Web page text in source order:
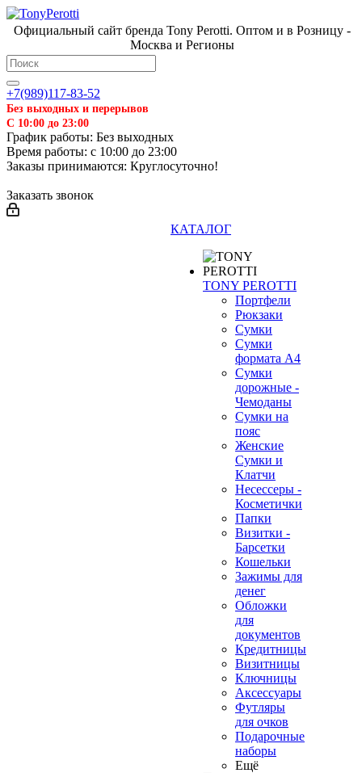
Официальный сайт бренда Tony Perotti. Оптом и в Розницу -
Москва и Регионы
+7(989)117-83-52
Без выходных и перерывов
С 10:00 до 23:00
График работы: Без выходных
Время работы: с 10:00 до 23:00
Заказы принимаются: Круглосуточно!
Заказать звонок
КАТАЛОГ
TONY PEROTTI
Портфели
Рюкзаки
Сумки
Сумки
формата А4
Сумки
дорожные -
Чемоданы
Сумки на
пояс
Женские
Сумки и
Клатчи
Несессеры -
Косметички
Папки
Визитки -
Барсетки
Кошельки
Зажимы для
денег
Обложки
для
документов
Кредитницы
Визитницы
Ключницы
Аксессуары
Футляры
для очков
Подарочные
наборы
Ещё